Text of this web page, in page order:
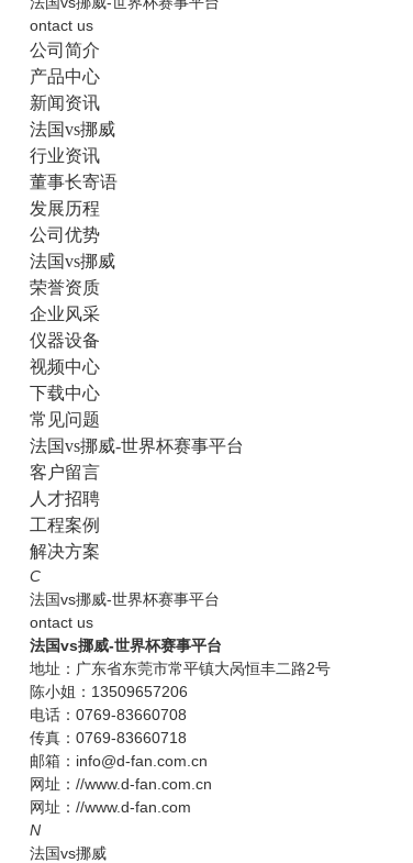
ontact us
公司简介
产品中心
新闻资讯
法国vs挪威
行业资讯
董事长寄语
发展历程
公司优势
法国vs挪威
荣誉资质
企业风采
仪器设备
视频中心
下载中心
常见问题
法国vs挪威-世界杯赛事平台
客户留言
人才招聘
工程案例
解决方案
C
法国vs挪威-世界杯赛事平台
ontact us
法国vs挪威-世界杯赛事平台
地址：广东省东莞市常平镇大呙恒丰二路2号
陈小姐：13509657206
电话：0769-83660708
传真：0769-83660718
邮箱：info@d-fan.com.cn
网址：//www.d-fan.com.cn
网址：//www.d-fan.com
N
法国vs挪威